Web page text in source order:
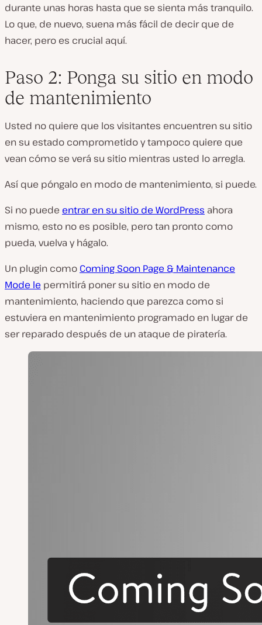
durante unas horas hasta que se sienta más tranquilo.
Lo que, de nuevo, suena más fácil de decir que de
hacer, pero es crucial aquí.
Paso 2: Ponga su sitio en modo
de mantenimiento
Usted no quiere que los visitantes encuentren su sitio
en su estado comprometido y tampoco quiere que
vean cómo se verá su sitio mientras usted lo arregla.
Así que póngalo en modo de mantenimiento, si puede.
Si no puede entrar en su sitio de WordPress ahora
mismo, esto no es posible, pero tan pronto como
pueda, vuelva y hágalo.
Un plugin como Coming Soon Page & Maintenance
Mode le permitirá poner su sitio en modo de
mantenimiento, haciendo que parezca como si
estuviera en mantenimiento programado en lugar de
ser reparado después de un ataque de piratería.